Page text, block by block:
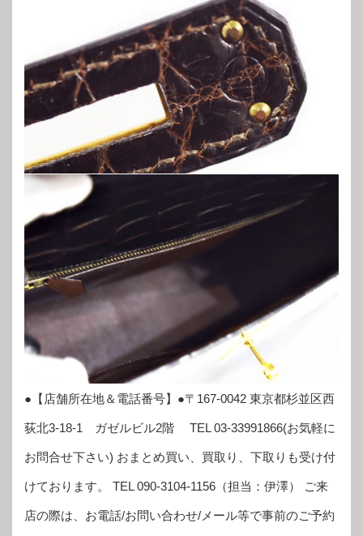
●【店舗所在地＆電話番号】●〒167-0042 東京都杉並区西
荻北3-18-1 ガゼルビル2階 TEL 03-33991866(お気軽に
お問合せ下さい) おまとめ買い、買取り、下取りも受け付
けております。 TEL 090-3104-1156（担当：伊澤） ご来
店の際は、お電話/お問い合わせ/メール等で事前のご予約